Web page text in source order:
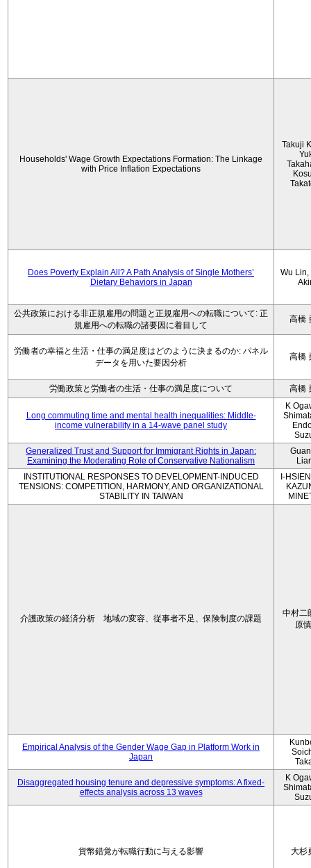
Households' Wage Growth Expectations Formation: The Linkage
with Price Inflation Expectations
Takuji
Does Poverty Explain All? A Path Analysis of Single Mothers’
Dietary Behaviors in Japan
Wu Lin,
公共政策における非正規雇用の問題と正規雇用への転職について: 正
規雇用への転職の諸要因に着目して
高橋
労働者の幸福と生活・仕事の満足度はどのように決まるのか: パネル
データを用いた要因分析
高橋
労働政策と労働者の生活・仕事の満足度について 高橋
Long commuting time and mental health inequalities: Middle-
income vulnerability in a 14-wave panel study
K
Generalized Trust and Support for Immigrant Rights in Japan:
Examining the Moderating Role of Conservative Nationalism
INSTITUTIONAL RESPONSES TO DEVELOPMENT-INDUCED
TENSIONS: COMPETITION, HARMONY, AND ORGANIZATIONAL
STABILITY IN TAIWAN
I-
介護政策の経済分析 地域の変容、従事者不足、保険制度の課題
中村二
原
Empirical Analysis of the Gender Wage Gap in Platform Work in
Japan
Disaggregated housing tenure and depressive symptoms: A fixed-
effects analysis across 13 waves
K
貨幣錯覚が転職行動に与える影響 大杉